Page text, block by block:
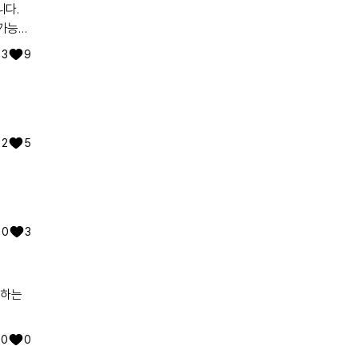
능한
3 9
2 5
0 3
는
0 0